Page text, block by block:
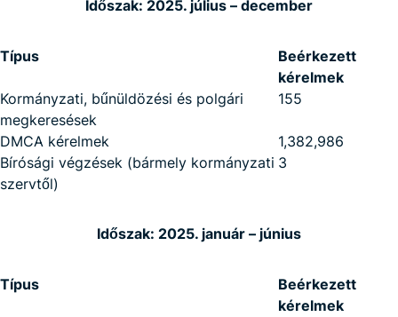
Időszak: 2025. július – december
Típus
Beérkezett
kérelmek
Kormányzati, bűnüldözési és polgári
megkeresések
155
DMCA kérelmek
1,382,986
Bírósági végzések (bármely kormányzati
szervtől)
3
Időszak: 2025. január – június
Típus
Beérkezett
kérelmek